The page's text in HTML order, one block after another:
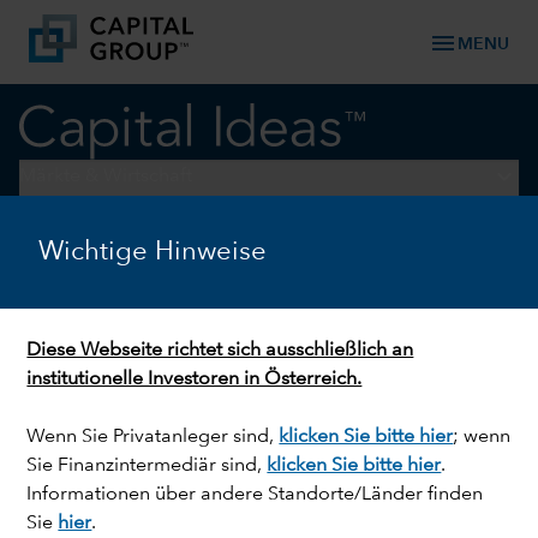
Wichtige Hinweise
Diese Webseite richtet sich ausschließlich an
institutionelle Investoren in Österreich.
Wenn Sie Privatanleger sind, klicken Sie bitte hier; wenn
Sie Finanzintermediär sind, klicken Sie bitte hier.
Informationen über andere Standorte/Länder finden
Sie hier.
menu MENU
ZINSEN